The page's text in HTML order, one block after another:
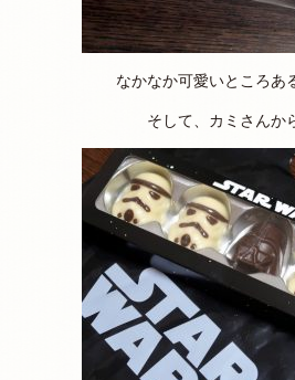
なかなか可愛いところあ
そして、カミさんか